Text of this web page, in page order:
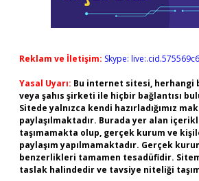
Reklam ve İletişim: Skype:
Yasal Uyarı: Bu internet sitesi, herhangi
veya şahıs şirketi ile hiçbir bağlantısı
Sitede yalnızca kendi hazırladığımız
paylaşılmaktadır. Burada yer alan
taşımamakta olup, gerçek kurum ve
paylaşım yapılmamaktadır. Gerçek
benzerlikleri tamamen tesadüfidir.
taslak halindedir ve tavsiye niteliği